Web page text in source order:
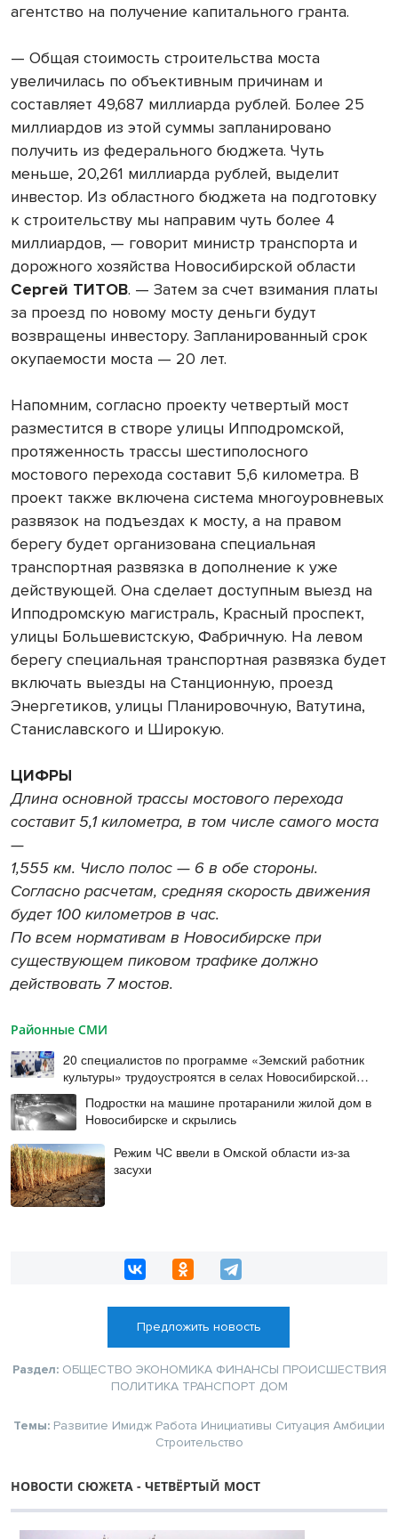
агентство на получение капитального гранта.
— Общая стоимость строительства моста
увеличилась по объективным причинам и
составляет 49,687 миллиарда рублей. Более 25
миллиардов из этой суммы запланировано
получить из федерального бюджета. Чуть
меньше, 20,261 миллиарда рублей, выделит
инвестор. Из областного бюджета на подготовку
к строительству мы направим чуть более 4
миллиардов, — говорит министр транспорта и
дорожного хозяйства Новосибирской области
Сергей ТИТОВ. — Затем за счет взимания платы
за проезд по новому мосту деньги будут
возвращены инвестору. Запланированный срок
окупаемости моста — 20 лет.
Напомним, согласно проекту четвертый мост
разместится в створе улицы Ипподромской,
протяженность трассы шестиполосного
мостового перехода составит 5,6 километра. В
проект также включена система многоуровневых
развязок на подъездах к мосту, а на правом
берегу будет организована специальная
транспортная развязка в дополнение к уже
действующей. Она сделает доступным выезд на
Ипподромскую магистраль, Красный проспект,
улицы Большевистскую, Фабричную. На левом
берегу специальная транспортная развязка будет
включать выезды на Станционную, проезд
Энергетиков, улицы Планировочную, Ватутина,
Станиславского и Широкую.
ЦИФРЫ
Длина основной трассы мостового перехода
составит 5,1 километра, в том числе самого моста
—
1,555 км. Число полос — 6 в обе стороны.
Согласно расчетам, средняя скорость движения
будет 100 километров в час.
По всем нормативам в Новосибирске при
существующем пиковом трафике должно
действовать 7 мостов.
Районные СМИ
20 специалистов по программе «Земский работник
культуры» трудоустроятся в селах Новосибирской
области в этом году
Подростки на машине протаранили жилой дом в
Новосибирске и скрылись
Режим ЧС ввели в Омской области из-за
засухи
Предложить новость
Раздел: ОБЩЕСТВО ЭКОНОМИКА ФИНАНСЫ ПРОИСШЕСТВИЯ
ПОЛИТИКА ТРАНСПОРТ ДОМ
Темы: Развитие Имидж Работа Инициативы Ситуация Амбиции
Строительство
НОВОСТИ СЮЖЕТА - ЧЕТВЁРТЫЙ МОСТ